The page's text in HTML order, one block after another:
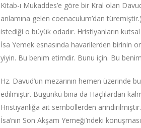
Kitab-ı Mukaddes’e göre bir Kral olan
anlamına gelen coenaculum’dan türemiştir.)
istediği o büyük odadır. Hristiyanların
İsa Yemek esnasında havarilerden birinin
yiyin. Bu benim etimdir. Bunu için. Bu
Hz. Davud’un mezarının hemen üzerinde
edilmiştir. Bugünkü bina da Haçlılardan
Hristiyanlığa ait sembollerden
İsa’nın Son Akşam Yemeği’ndeki